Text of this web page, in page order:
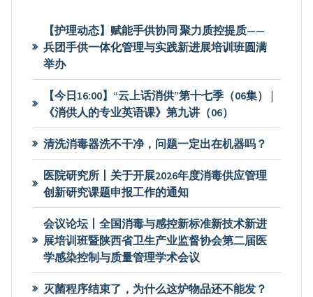
【护理动态】赋能手供协同 聚力质控提质——
兵团手供一体化管理与实践新进展培训班圆满
举办
【今日16:00】“云上话消供”第十七季（06集） |
《消供人的专业英语课》第九讲（06）
清洗消毒器洗不干净，问题一定出在机器吗？
医院研究所丨关于开展2026年度消毒供应管理
创新研究课题申报工作的通知
会议论坛丨全国消毒与感控新标准新技术新进
展培训班暨陕西省卫生产业监督协会第二届医
学感染控制与质量管理学术会议
灭菌程序结束了，为什么这炉物品还不能发？